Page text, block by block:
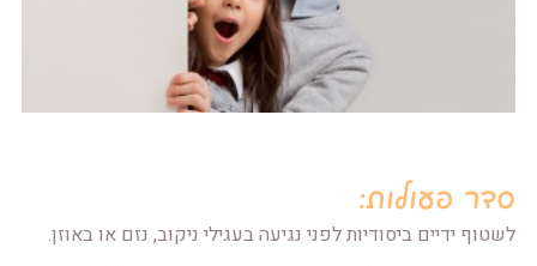
סדר פעולות:
לשטוף ידיים ביסודיות לפני נגיעה בעגילי ניקוב, נזם או באוזן.